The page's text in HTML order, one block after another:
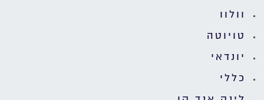
וולוו
טויוטה
יונדאי
כללי